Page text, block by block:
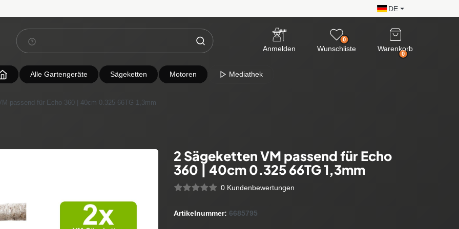
DE
Anmelden
0
Wunschliste
0
Warenkorb
Alle Gartengeräte Sägeketten Motoren Mediathek
passend für Echo 360 | 40cm 0.325 66TG 1,3mm
2 Sägeketten VM passend für Echo
360 | 40cm 0.325 66TG 1,3mm
0 Kundenbewertungen
Artikelnummer: 6685795